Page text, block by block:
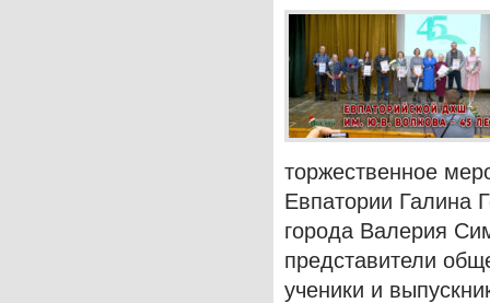
торжественное
Евпатории Галина
города Валерия
представители
ученики и